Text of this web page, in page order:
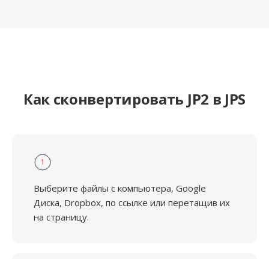
Как сконвертировать JP2 в JPS
1
Выберите файлы с компьютера, Google
Диска, Dropbox, по ссылке или перетащив их
на страницу.